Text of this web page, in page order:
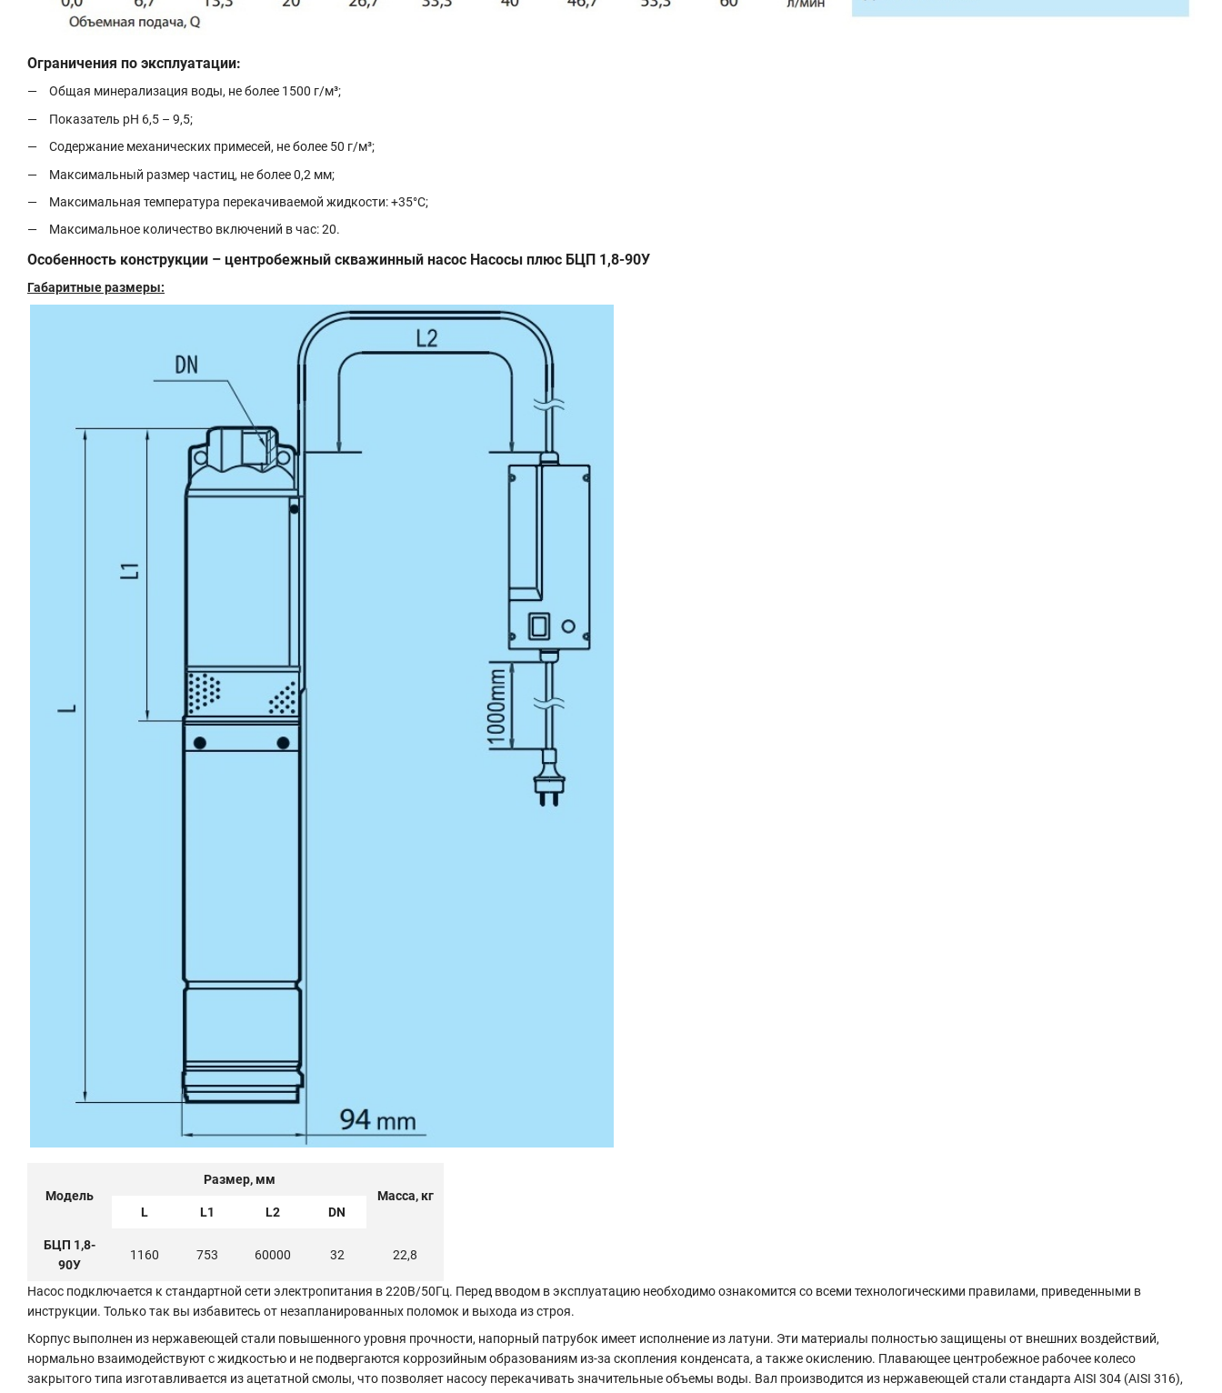
Ограничения по эксплуатации:
Общая минерализация воды, не более 1500 г/м³;
Показатель рН 6,5 – 9,5;
Содержание механических примесей, не более 50 г/м³;
Максимальный размер частиц, не более 0,2 мм;
Максимальная температура перекачиваемой жидкости: +35°С;
Максимальное количество включений в час: 20.
Особенность конструкции – центробежный скважинный насос Насосы плюс БЦП 1,8-90У
Габаритные размеры:
Модель
Размер, мм
Масса, кг
L
L1 L2 DN
БЦП 1,8-
90У
1160 753 60000 32 22,8
Насос подключается к стандартной сети электропитания в 220В/50Гц. Перед вводом в эксплуатацию необходимо ознакомится со всеми технологическими правилами, приведенными в
инструкции. Только так вы избавитесь от незапланированных поломок и выхода из строя.
Корпус выполнен из нержавеющей стали повышенного уровня прочности, напорный патрубок имеет исполнение из латуни. Эти материалы полностью защищены от внешних воздействий,
нормально взаимодействуют с жидкостью и не подвергаются коррозийным образованиям из-за скопления конденсата, а также окислению. Плавающее центробежное рабочее колесо
закрытого типа изготавливается из ацетатной смолы, что позволяет насосу перекачивать значительные объемы воды. Вал производится из нержавеющей стали стандарта AISI 304 (AISI 316),